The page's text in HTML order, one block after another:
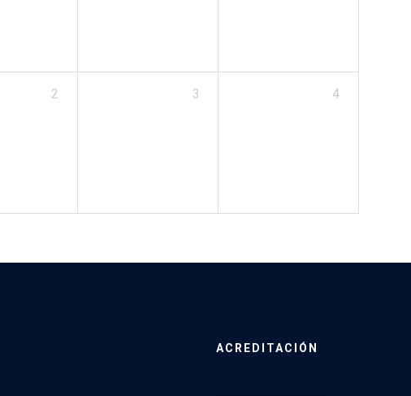
2 3 4
ACREDITACIÓN